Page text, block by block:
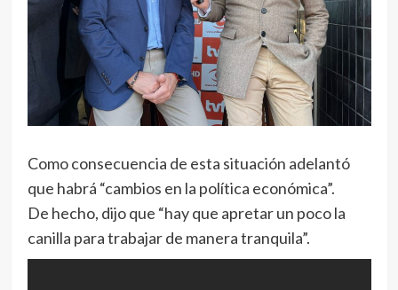
Como consecuencia de esta situación adelantó
que habrá “cambios en la política económica”.
De hecho, dijo que “hay que apretar un poco la
canilla para trabajar de manera tranquila”.